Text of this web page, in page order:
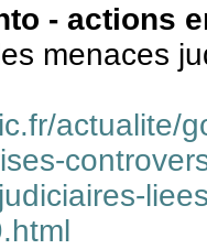
- actions
menaces
actualite/